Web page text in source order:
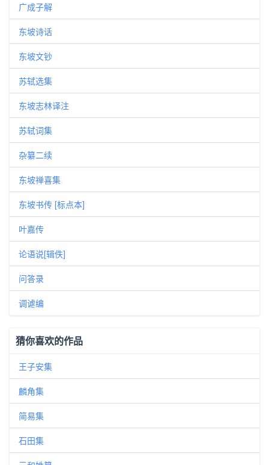
广成子解
东坡诗话
东坡文钞
苏轼选集
东坡志林译注
苏轼词集
杂纂二续
东坡禅喜集
东坡书传 [标点本]
叶嘉传
论语说[辑佚]
问答录
调谑编
猜你喜欢的作品
王子安集
麟角集
简易集
石田集